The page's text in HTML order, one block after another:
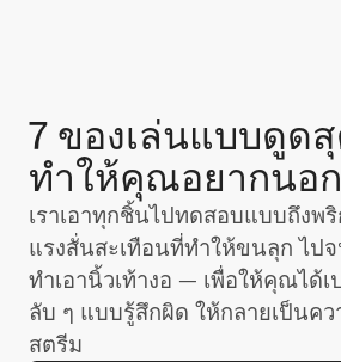
7 ของเล่นแบบดูด
ทำให้คุณอยากนอ
เราเอาทุกชิ้นไปทดสอบแบบถึงพ
แรงสั่นสะเทือนที่ทำให้ขนลุก ไป
ทำเอานิ้วเท้างอ — เพื่อให้คุณได้
ลับ ๆ แบบรู้สึกผิด ให้กลายเป็นค
สตรีม